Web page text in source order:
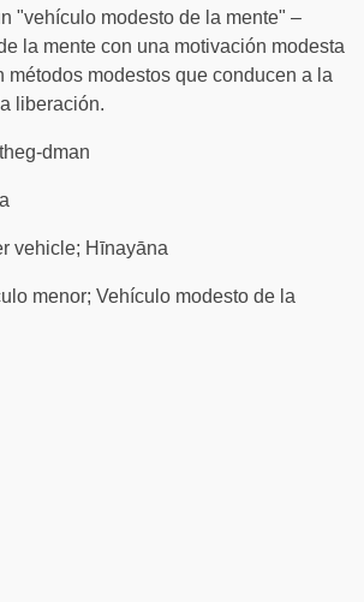
"vehículo modesto de la mente" –
la mente con una motivación modesta
métodos modestos que conducen a la
liberación.
dman
vehicle; Hīnayāna
menor; Vehículo modesto de la